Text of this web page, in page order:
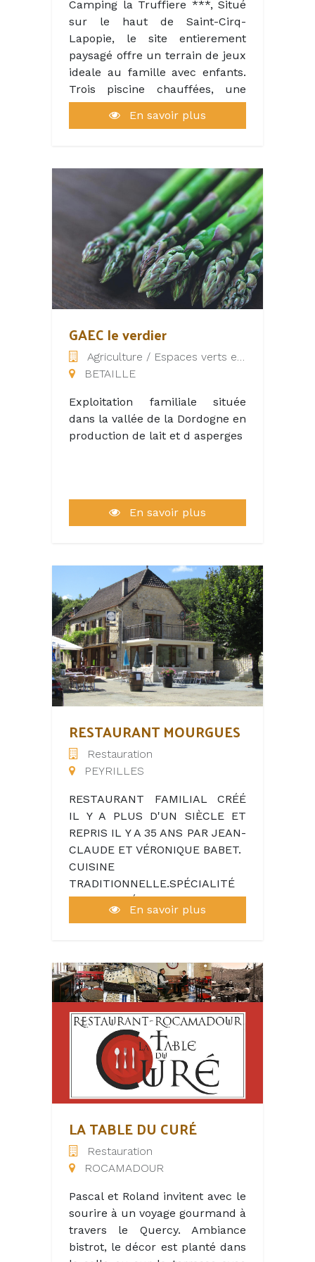
Camping la Truffiere ***, Situé
sur le haut de Saint-Cirq-
Lapopie, le site entierement
paysagé offre un terrain de jeux
ideale au famille avec enfants.
Trois piscine chauffées, une
vaste aire de jeux.
Un restaurant, fonctionnant
une pizzeria elle aussi ouvert le
soir unirquement.
En savoir plus
GAEC le verdier
Agriculture / Espaces verts et naturels
BETAILLE
Exploitation familiale située
dans la vallée de la Dordogne en
production de lait et d asperges
En savoir plus
RESTAURANT MOURGUES
Restauration
PEYRILLES
RESTAURANT FAMILIAL CRÉÉ
IL Y A PLUS D'UN SIÈCLE ET
REPRIS IL Y A 35 ANS PAR JEAN-
CLAUDE ET VÉRONIQUE BABET.
CUISINE
TRADITIONNELLE.SPÉCIALITÉ
MIQUE LEVÉE.
REPAS DU JOUR.DIFFÉRENTS
DEUX SALLES
INTÉRIEURES+TERRASSE
EXTÉRIEURE.
SITUÉ DANS UN CADRE TRÈS
AGRÉABLE SUR LA PLACE DE
PEYRILLES. CLIENTÈLE LOCALE
ET TOURISTES .
En savoir plus
LA TABLE DU CURÉ
Restauration
ROCAMADOUR
Pascal et Roland invitent avec le
sourire à un voyage gourmand à
travers le Quercy. Ambiance
bistrot, le décor est planté dans